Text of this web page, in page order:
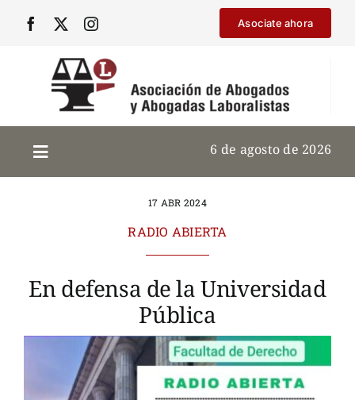
Asociate ahora
6 de agosto de 2026
17 ABR 2024
RADIO ABIERTA
En defensa de la Universidad
Pública